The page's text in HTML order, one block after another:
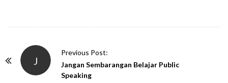
J
Previous Post:
Jangan Sembarangan Belajar Public
Speaking